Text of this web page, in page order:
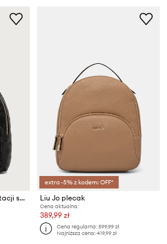
Liu Jo plecak damski z imitacji skóry
extra -5% z kodem: OFF*
Liu Jo plecak
Cena aktualna:
389,99 zł
Cena regularna:599,99 zł
Najniższa cena:419,99 zł